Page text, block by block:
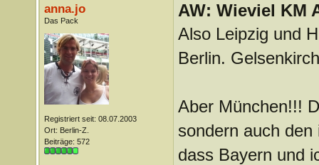
anna.jo
Das Pack
Registriert seit: 08.07.2003
Ort: Berlin-Z.
Beiträge: 572
AW: Wieviel KM
Also Leipzig und
Berlin.
Aber München!!!
sondern auch
dass Bayern und